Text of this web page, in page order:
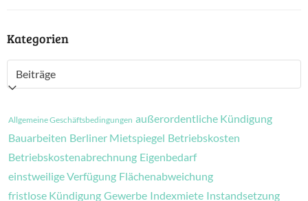
Kategorien
Kategorien
Allgemeine Geschäftsbedingungen außerordentliche Kündigung
Bauarbeiten Berliner Mietspiegel Betriebskosten
Betriebskostenabrechnung Eigenbedarf
einstweilige Verfügung Flächenabweichung
fristlose Kündigung Gewerbe Indexmiete Instandsetzung